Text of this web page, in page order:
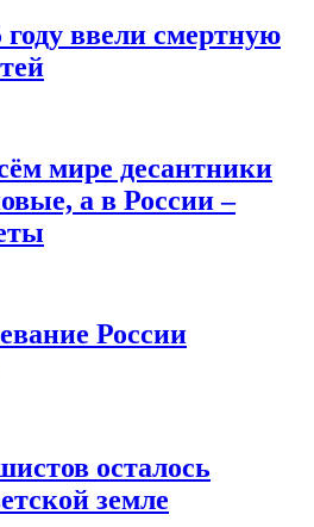
году ввели смертную
мире десантники
а в России –
России
осталось
земле